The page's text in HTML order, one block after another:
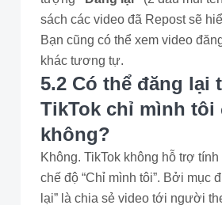
sách các video đã Repost sẽ
Bạn cũng có thể xem video
khác tương tự.
5.2 Có thể đăng lại
TikTok chỉ mình
không?
Không. TikTok không hỗ trợ
chế độ “Chỉ mình tôi”. Bởi mục
lại” là chia sẻ video tới người